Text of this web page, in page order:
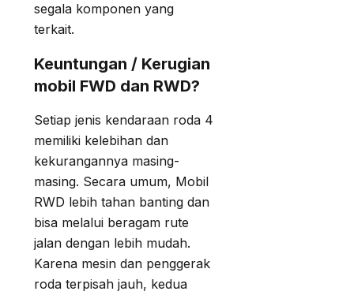
segala komponen yang
terkait.
Keuntungan / Kerugian
mobil FWD dan RWD?
Setiap jenis kendaraan roda 4
memiliki kelebihan dan
kekurangannya masing-
masing. Secara umum, Mobil
RWD lebih tahan banting dan
bisa melalui beragam rute
jalan dengan lebih mudah.
Karena mesin dan penggerak
roda terpisah jauh, kedua